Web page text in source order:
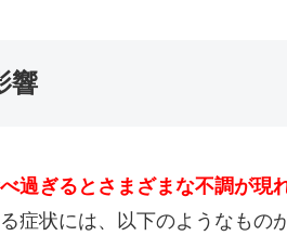
響
過ぎるとさまざまな不調が現
症状には、以下のようなもの